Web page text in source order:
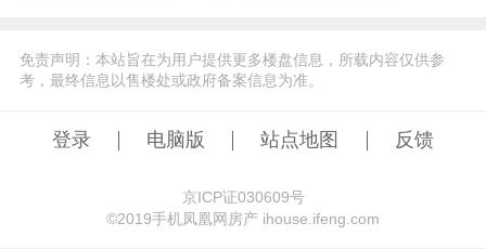
免责声明：本站旨在为用户提供更多楼盘信息，所载内容仅供参
考，最终信息以售楼处或政府备案信息为准。
登录 电脑版 站点地图 反馈
京ICP证030609号
©️2019手机凤凰网房产 ihouse.ifeng.com